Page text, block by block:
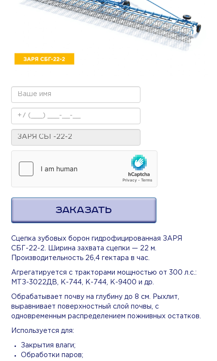
ЗАКАЗАТЬ
Сцепка зубовых борон гидрофицированная ЗАРЯ
СБГ-22-2. Ширина захвата сцепки — 22 м.
Производительность 26,4 гектара в час.
Агрегатируется с тракторами мощностью от 300 л.с.:
МТЗ-3022ДВ, К-744, К-744, К-9400 и др.
Обрабатывает почву на глубину до 8 см. Рыхлит,
выравнивает поверхностный слой почвы, с
одновременным распределением пожнивных остатков.
Используется для:
Закрытия влаги;
Обработки паров;